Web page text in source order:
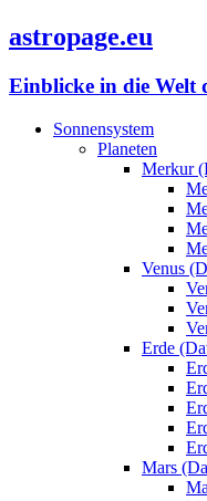
astropage.eu
Einblicke in die Welt
Sonnensystem
Planeten
Merkur
Venus
Erde
Mars